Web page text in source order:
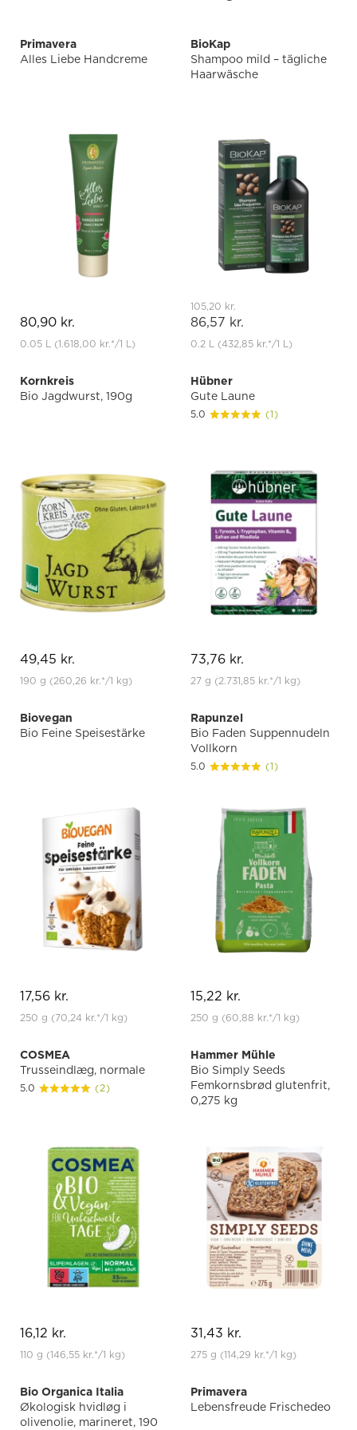
Primavera
Alles Liebe Handcreme
80,90 kr.
0.05 L (1.618,00 kr.*/1 L)
BioKap
Shampoo mild – tägliche
Haarwäsche
105,20 kr.
86,57 kr.
0.2 L (432,85 kr.*/1 L)
Kornkreis
Bio Jagdwurst, 190g
49,45 kr.
190 g (260,26 kr.*/1 kg)
Hübner
Gute Laune
5.0 (1)
73,76 kr.
27 g (2.731,85 kr.*/1 kg)
Biovegan
Bio Feine Speisestärke
17,56 kr.
250 g (70,24 kr.*/1 kg)
Rapunzel
Bio Faden Suppennudeln
Vollkorn
5.0 (1)
15,22 kr.
250 g (60,88 kr.*/1 kg)
COSMEA
Trusseindlæg, normale
5.0 (2)
16,12 kr.
110 g (146,55 kr.*/1 kg)
Hammer Mühle
Bio Simply Seeds
Femkornsbrød glutenfrit,
0,275 kg
31,43 kr.
275 g (114,29 kr.*/1 kg)
Bio Organica Italia
Økologisk hvidløg i
olivenolie, marineret, 190
Primavera
Lebensfreude Frischedeo